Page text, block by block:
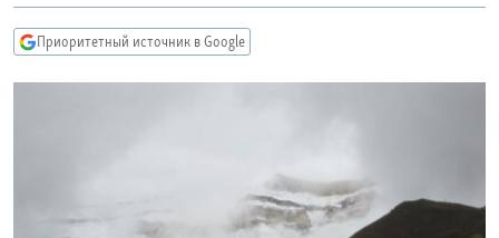
навигации
Вернутся
IDEL.РЕАЛИИ
КАВКАЗ.РЕАЛИИ
ПОДПИШИТЕСЬ НА РАССЫЛКУ
Приоритетный источник в Google